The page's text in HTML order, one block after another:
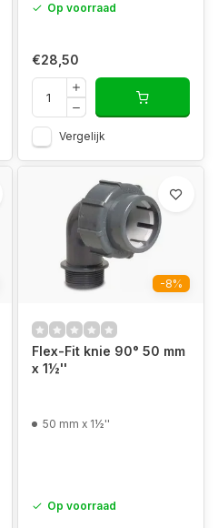
Op voorraad
€28,50
Vergelijk
-8%
Flex-Fit knie 90° 50 mm
x 1½''
50 mm x 1½''
Op voorraad